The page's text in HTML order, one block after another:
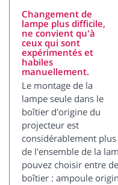
Changement de
lampe plus difficile,
ne convient qu'à
ceux qui sont
expérimentés et
habiles
manuellement.
Le montage de la
lampe seule dans le
boîtier d'origine du
projecteur est
considérablement
de l'ensemble de la
pouvez choisir entre
boîtier : ampoule